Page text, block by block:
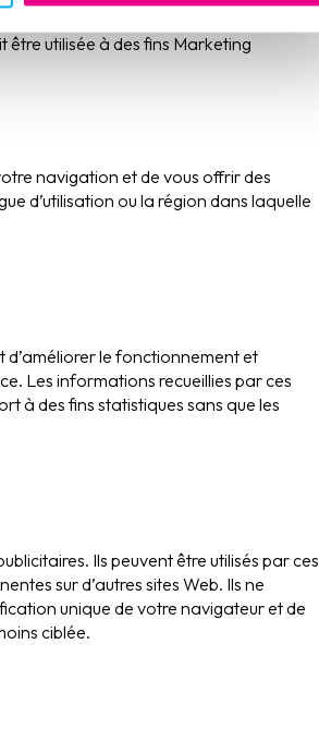
utilisée à des fins Marketing
navigation et de vous offrir des
d’utilisation ou la région dans laquelle
d’améliorer le fonctionnement et
Les informations recueillies par ces
à des fins statistiques sans que les
Ils peuvent être utilisés par ces
sur d’autres sites Web. Ils ne
unique de votre navigateur et de
ciblée.